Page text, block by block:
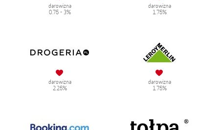
darowizna
0.75 - 3%
darowizna
1.75%
darowizna
2.25%
darowizna
1.75%